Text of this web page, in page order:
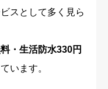
スとして多く見ら
・生活防水330円
います。